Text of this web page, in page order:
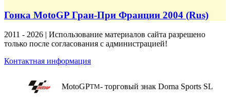
Гонка MotoGP Гран-При Франции 2004 (Rus)
2011 - 2026 | Использование материалов сайта разрешено
только после согласования с администрацией!
Контактная информация
MotoGPTM- торговый знак Dorna Sports SL